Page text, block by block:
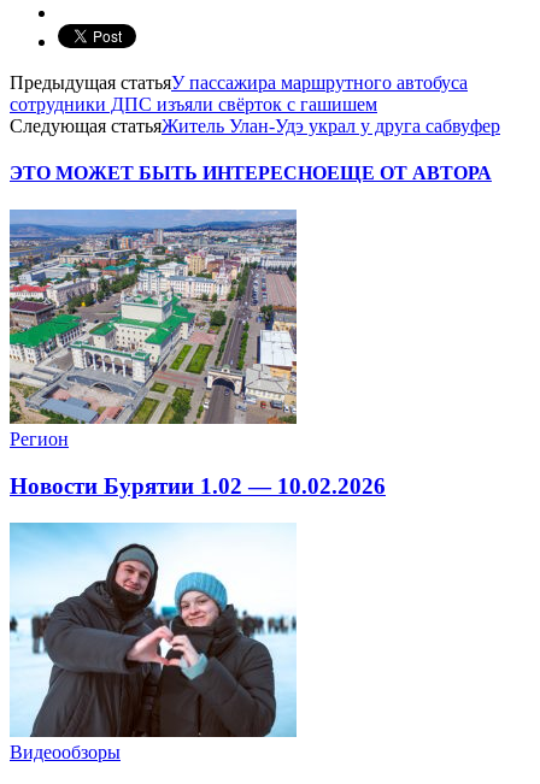
Предыдущая статьяУ пассажира маршрутного автобуса
сотрудники ДПС изъяли свёрток с гашишем
Следующая статьяЖитель Улан-Удэ украл у друга сабвуфер
ЭТО МОЖЕТ БЫТЬ ИНТЕРЕСНОЕЩЕ ОТ АВТОРА
Регион
Новости Бурятии 1.02 — 10.02.2026
Видеообзоры